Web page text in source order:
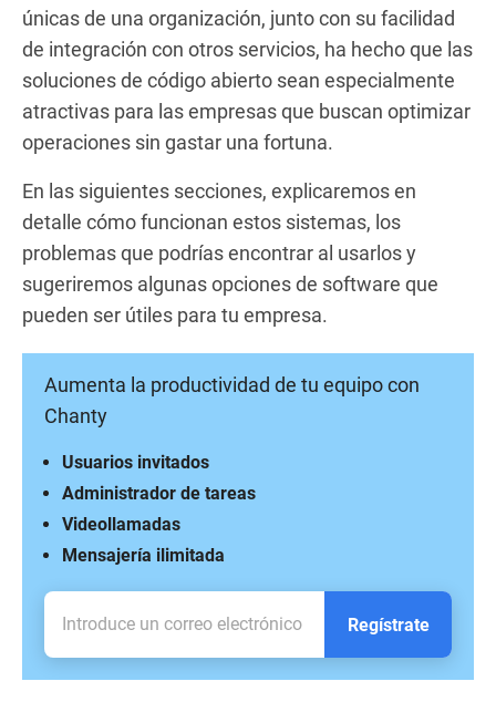
únicas de una organización, junto con su facilidad
de integración con otros servicios, ha hecho que las
soluciones de código abierto sean especialmente
atractivas para las empresas que buscan optimizar
operaciones sin gastar una fortuna.
En las siguientes secciones, explicaremos en
detalle cómo funcionan estos sistemas, los
problemas que podrías encontrar al usarlos y
sugeriremos algunas opciones de software que
pueden ser útiles para tu empresa.
Aumenta la productividad de tu equipo con
Chanty
Mensajería ilimitada
Videollamadas
Administrador de tareas
Usuarios invitados
Regístrate